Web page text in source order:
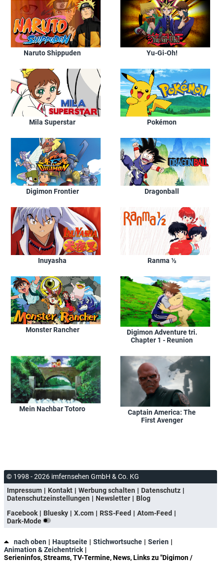
Naruto Shippuden Yu-Gi-Oh!
Mila Superstar Pokémon
Digimon Frontier Dragonball
Inuyasha Ranma ½
Monster Rancher
Digimon Adventure tri.
Chapter 1 - Reunion
Mein Nachbar Totoro
Captain America: The
First Avenger
© 1998 - 2026 imfernsehen GmbH & Co. KG
Impressum
Kontakt Werbung schalten
Datenschutz
Datenschutzeinstellungen
Newsletter
Blog
Facebook
Bluesky X.com RSS-Feed
Atom-Feed
Dark-Mode
nach oben Hauptseite Stichwortsuche
Serien
Animation & Zeichentrick
Serieninfos, Streams, TV-Termine, News, Links zu "Digimon /